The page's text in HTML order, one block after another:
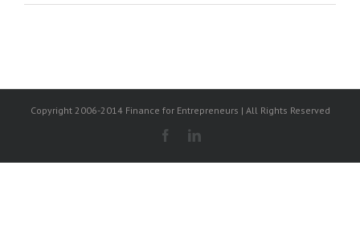
Copyright 2006-2014 Finance for Entrepreneurs | All Rights Reserved